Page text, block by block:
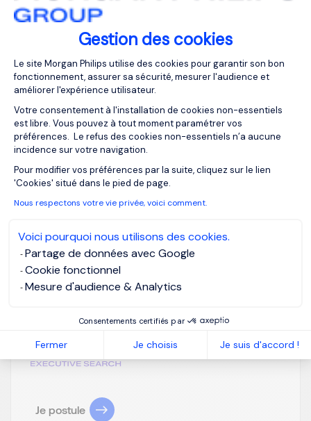
Gestion des cookies
Plateforme de Gestion du
Le site Morgan Philips utilise des cookies pour garantir son bon
fonctionnement, assurer sa sécurité, mesurer l'audience et
améliorer l'expérience utilisateur.
Votre consentement à l'installation de cookies non-essentiels
est libre. Vous pouvez à tout moment paramétrer vos
préférences. Le refus des cookies non-essentiels n’a aucune
incidence sur votre navigation.
Pour modifier vos préférences par la suite, cliquez sur le lien
'Cookies' situé dans le pied de page.
Nous respectons votre vie privée, voici comment.
Voici pourquoi nous utilisons des cookies.
Partage de données avec Google
Cookie fonctionnel
Mesure d'audience & Analytics
Consentements certifiés par
Fermer Je choisis Je suis d'accord !
Chief Data Officer F/H
Colombes, Ile-
de-France
CDI
Publiée depuis :
de la santé. Acteur majeur de son marché, elle est
reconnue pour son engagement en faveur de
l’accessibilité des soins. Nous recherchons pour
son compte un Chief Data Officer – Responsable
Missions principales...
Je postule